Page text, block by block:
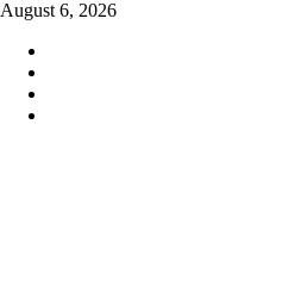
Skip
content
August 6, 2026